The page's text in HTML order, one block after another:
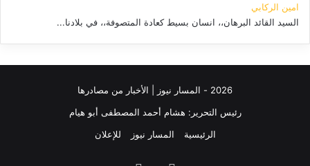
امين الركابي
السيد القائد البرهان،، انسان بسيط كعادة المتصوفة،، في بلادنا...
2026 - المسار نيوز | الأخبار من مصادرها
رئيس التحرير: هشام أحمد المصطفى أبو هيام
الرئيسية
المسار نيوز للإعلان